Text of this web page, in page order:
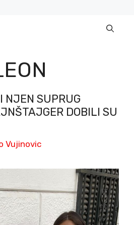
NJEN SUPRUG
DOBILI SU
Vujinovic